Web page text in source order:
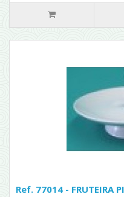
Ref. 77014 - FRUTEIRA